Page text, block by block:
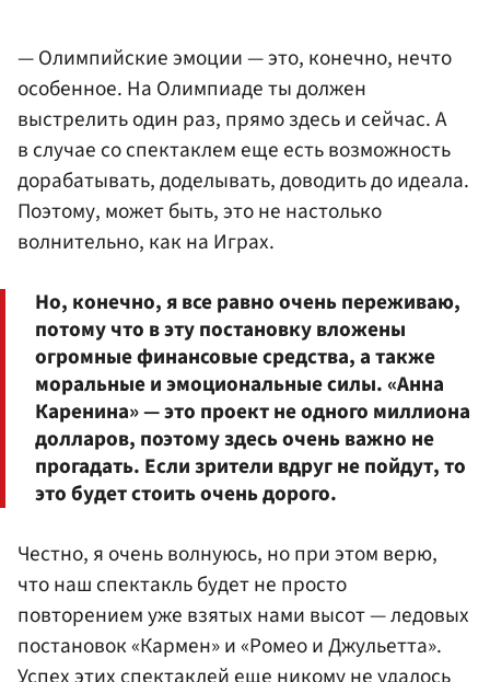
— Олимпийские эмоции — это, конечно, нечто
особенное. На Олимпиаде ты должен
выстрелить один раз, прямо здесь и сейчас. А
в случае со спектаклем еще есть возможность
дорабатывать, доделывать, доводить до идеала.
Поэтому, может быть, это не настолько
волнительно, как на Играх.
Но, конечно, я все равно очень переживаю,
потому что в эту постановку вложены
огромные финансовые средства, а также
моральные и эмоциональные силы. «Анна
Каренина» — это проект не одного миллиона
долларов, поэтому здесь очень важно не
прогадать. Если зрители вдруг не пойдут, то
это будет стоить очень дорого.
Честно, я очень волнуюсь, но при этом верю,
что наш спектакль будет не просто
повторением уже взятых нами высот — ледовых
постановок «Кармен» и «Ромео и Джульетта».